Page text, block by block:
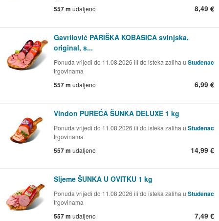
557 m udaljeno 8,49 €
Gavrilović PARIŠKA KOBASICA svinjska,
original, s...
Ponuda vrijedi do 11.08.2026 ili do isteka zaliha u Studenac
trgovinama
557 m udaljeno 6,99 €
Vindon PUREĆA ŠUNKA DELUXE 1 kg
Ponuda vrijedi do 11.08.2026 ili do isteka zaliha u Studenac
trgovinama
557 m udaljeno 14,99 €
Sljeme ŠUNKA U OVITKU 1 kg
Ponuda vrijedi do 11.08.2026 ili do isteka zaliha u Studenac
trgovinama
557 m udaljeno 7,49 €